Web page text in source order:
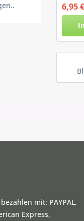
6,95
mit: PAYPAL,
Express,